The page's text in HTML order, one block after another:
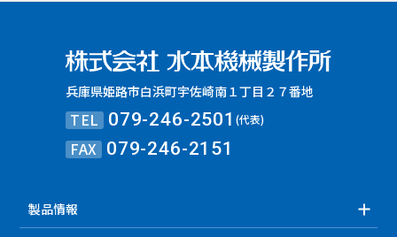
兵庫県姫路市白浜町宇佐崎南１丁目２７番地
TEL 079-246-2501(代表)
FAX 079-246-2151
製品情報